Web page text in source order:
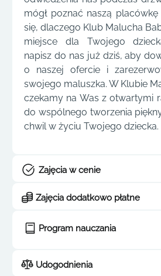
mógł poznać naszą
się, dlaczego Klub Malucha
miejsce dla Twojego
napisz do nas już dziś, aby
o naszej ofercie i
swojego maluszka. W Klubie
czekamy na Was z otwartymi
do wspólnego tworzenia
chwil w życiu Twojego dziecka.
Zajęcia w cenie
Zajęcia dodatkowo płatne
Program nauczania
Udogodnienia